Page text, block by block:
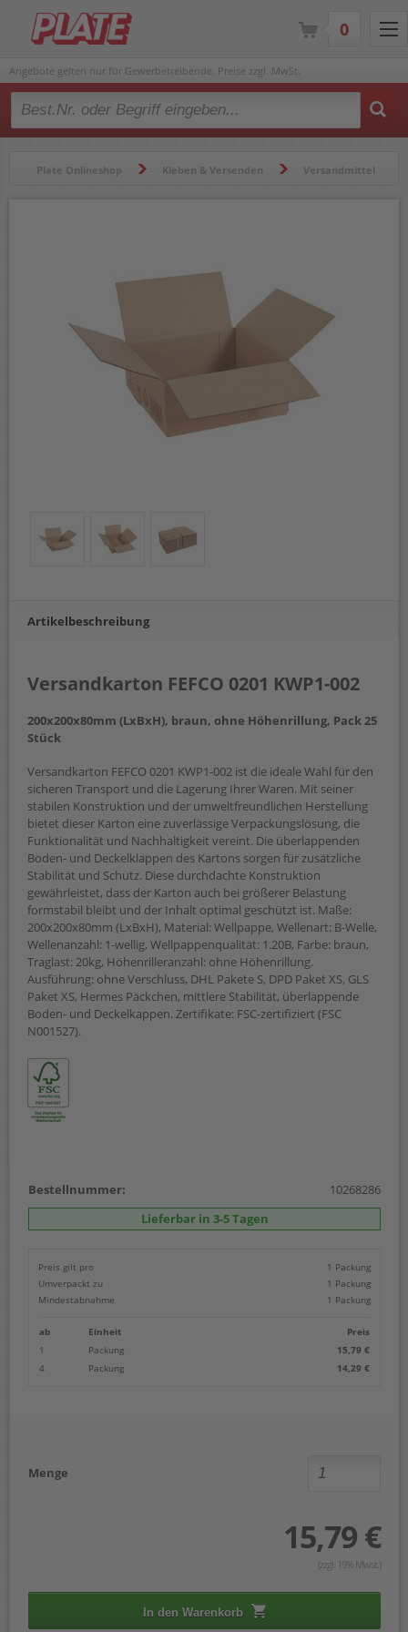
Angebote gelten nur für Gewerbetreibende. Preise zzgl. MwSt.
Type 2 or more characters for results.
Plate Onlineshop Kleben & Versenden Versandmittel
Artikelbeschreibung
Versandkarton FEFCO 0201 KWP1-002
200x200x80mm (LxBxH), braun, ohne Höhenrillung, Pack 25
Stück
Versandkarton FEFCO 0201 KWP1-002 ist die ideale Wahl für den
sicheren Transport und die Lagerung Ihrer Waren. Mit seiner
stabilen Konstruktion und der umweltfreundlichen Herstellung
bietet dieser Karton eine zuverlässige Verpackungslösung, die
Funktionalität und Nachhaltigkeit vereint. Die überlappenden
Boden- und Deckelklappen des Kartons sorgen für zusätzliche
Stabilität und Schutz. Diese durchdachte Konstruktion
gewährleistet, dass der Karton auch bei größerer Belastung
formstabil bleibt und der Inhalt optimal geschützt ist. Maße:
200x200x80mm (LxBxH), Material: Wellpappe, Wellenart: B-Welle,
Wellenanzahl: 1-wellig, Wellpappenqualität: 1.20B, Farbe: braun,
Traglast: 20kg, Höhenrilleranzahl: ohne Höhenrillung.
Ausführung: ohne Verschluss, DHL Pakete S, DPD Paket XS, GLS
Paket XS, Hermes Päckchen, mittlere Stabilität, überlappende
Boden- und Deckelkappen. Zertifikate: FSC-zertifiziert (FSC
N001527).
Bestellnummer:
10268286
Lieferbar in 3-5 Tagen
Preis gilt pro
1 Packung
Umverpackt zu
1 Packung
Mindestabnahme
1 Packung
ab Einheit
Preis
1
Packung
15,79 €
4
Packung 14,29 €
Menge
15,79 €
(zzgl. 19% Mwst.)
In den Warenkorb
0